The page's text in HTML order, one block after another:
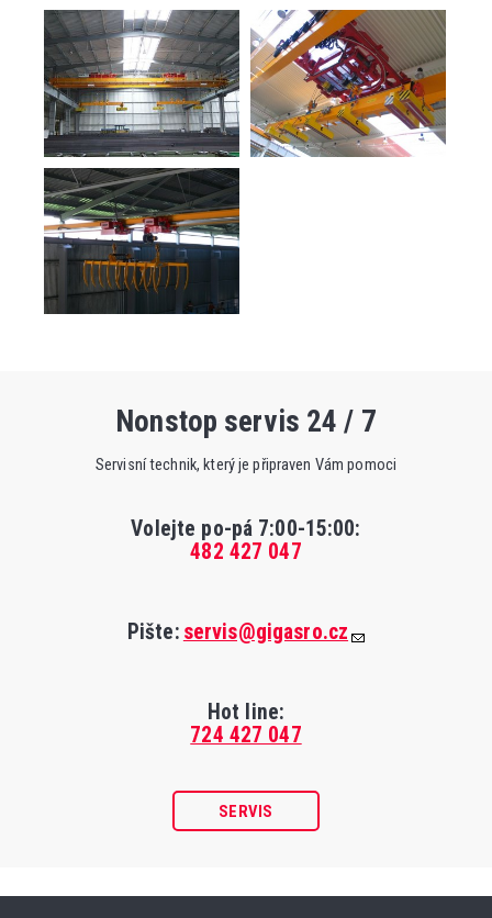
Nonstop servis 24 / 7
Servisní technik, který je připraven Vám pomoci
Volejte po-pá 7:00-15:00:
482 427 047
Pište: servis@gigasro.cz
Hot line:
724 427 047
SERVIS